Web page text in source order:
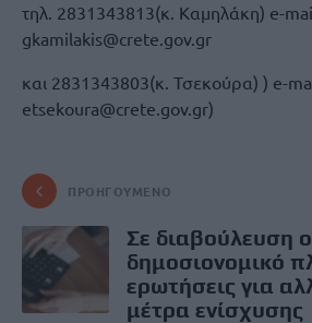
τηλ. 2831343813(κ. Καμηλάκη) e-
gkamilakis@crete.gov.gr
και 2831343803(κ. Τσεκούρα) ) e-
etsekoura@crete.gov.gr)
ΠΡΟΗΓΟΎΜΕΝΟ
Σε διαβούλευση
δημοσιονομικό
ερωτήσεις για
μέτρα ενίσχυσης